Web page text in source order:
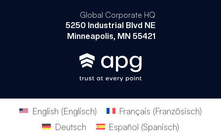
Global Corporate HQ
5250 Industrial Blvd NE
Minneapolis, MN 55421
English (Englisch) Français (Französisch)
Deutsch
Español (Spanisch)